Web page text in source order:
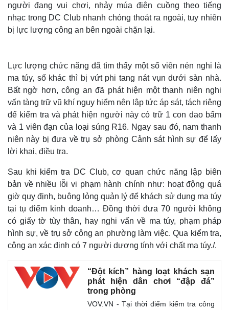
Thế giới
Quan sát
Cuộc sống đó đây
Hồ sơ
Multimedia
Video
Ảnh
E-Magazine
Infographic
người đang vui chơi, nhảy múa điên cuồng theo tiếng
nhạc trong DC Club nhanh chóng thoát ra ngoài, tuy nhiên
bị lực lượng công an bên ngoài chặn lại.
Lực lượng chức năng đã tìm thấy một số viên nén nghi là
ma túy, số khác thì bị vứt phi tang nát vụn dưới sàn nhà.
Bất ngờ hơn, công an đã phát hiện một thanh niên nghi
vấn tàng trữ vũ khí nguy hiểm nên lập tức áp sát, tách riêng
để kiểm tra và phát hiện người này có trữ 1 con dao bấm
và 1 viên đạn của loại súng R16. Ngay sau đó, nam thanh
niên này bị đưa về trụ sở phòng Cảnh sát hình sự để lấy
lời khai, điều tra.
Sau khi kiểm tra DC Club, cơ quan chức năng lập biên
bản về nhiều lỗi vi phạm hành chính như: hoạt động quá
giờ quy định, buông lỏng quản lý để khách sử dụng ma túy
tại tụ điểm kinh doanh… Đồng thời đưa 70 người không
có giấy tờ tùy thân, hay nghi vấn về ma túy, phạm pháp
hình sự, về trụ sở công an phường làm việc. Qua kiểm tra,
công an xác định có 7 người dương tính với chất ma túy./.
“Đột kích” hàng loạt khách sạn
phát hiện dân chơi “đập đá”
trong phòng
VOV.VN - Tại thời điểm kiểm tra công